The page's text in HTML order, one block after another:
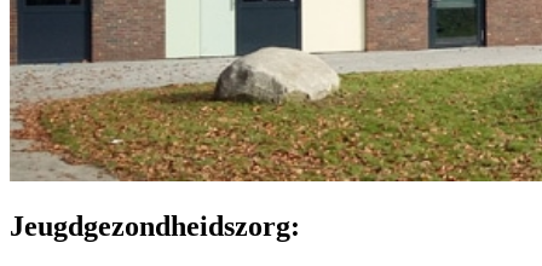
Jeugdgezondheidszorg: